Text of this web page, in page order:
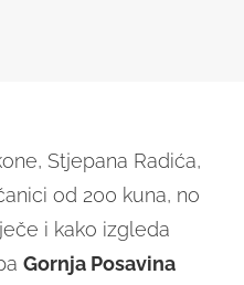
Stjepana Radića,
od 200 kuna, no
i kako izgleda
Gornja Posavina